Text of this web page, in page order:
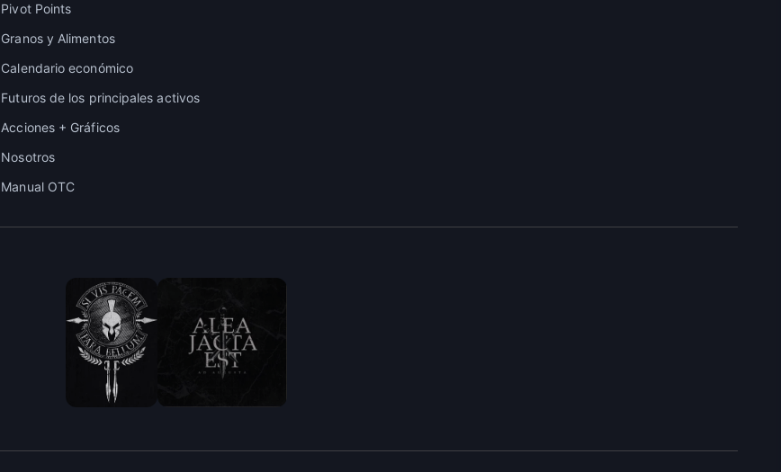
Pivot Points
Granos y Alimentos
Calendario económico
Futuros de los principales activos
Acciones + Gráficos
Nosotros
Manual OTC